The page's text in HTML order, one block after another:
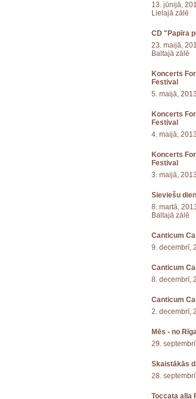
13. jūnijā,
Lielajā zālē
CD "Papīra
23. maijā,
Baltajā zālē
Koncerts
Festival
5. maijā,
Koncerts
Festival
4. maijā,
Koncerts
Festival
3. maijā,
Sieviešu
8. martā,
Baltajā zālē
Canticum
9. decembrī,
Canticum
8. decembrī,
Canticum
2. decembrī,
Mēs - no
29.
Skaistākās
28.
Toccata alla